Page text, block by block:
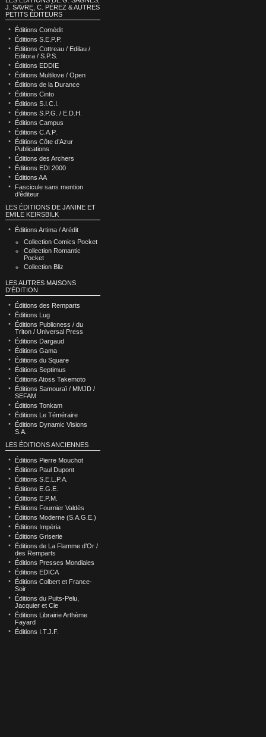
J. SAVRE, C. PÉREZ & AUTRES
PETITS ÉDITEURS
Éditions Comédit
Éditions S.E.P.P.
Éditions Cottreau / Edilau /
Editora / S.P.S.
Éditions EDDIE
Éditions Multilove / Open
Éditions de la Durance
Éditions Cinto
Éditions S.I.C.I.
Éditions S.P.G. / E.D.H.
Éditions Campus
Éditions C.A.P.
Éditions Côte d’Azur
Publications
Éditions des Archers
Éditions EDI 2000
Éditions AA
Fascicule sans mention
d’éditeur
LES ÉDITIONS DE JANINE ET
EMILE KEIRSBILK
Éditions Artima / Arédit
Collection Comics Pocket
Collection Romantic
Pocket
Collection Bliz
LES AUTRES MAISONS
D'ÉDITION
Éditions des Remparts
Éditions Lug
Éditions Publicness / du
Triton / Universal Press
Éditions Dargaud
Éditions Gama
Éditions du Square
Éditions Septimus
Éditions Atoss Takemoto
Éditions Samouraï / MMJD /
SEFAM
Éditions Tonkam
Éditions Le Téméraire
Éditions Dynamic Visions
S.A.
LES ÉDITIONS ANCIENNES
Éditions Pierre Mouchot
Éditions Paul Dupont
Éditions S.E.L.P.A.
Éditions E.G.E.
Éditions E.P.M.
Éditions Fournier Valdès
Éditions Moderne (S.A.G.E.)
Éditions Impéria
Éditions Griserie
Éditions de La Flamme d’Or /
des Remparts
Éditions Presses Mondiales
Éditions EDICA
Éditions Colbert et France-
Soir
Éditions du Puits-Pelu,
Jacquier et Cie
Éditions Librairie Arthème
Fayard
Éditions I.T.J.F.